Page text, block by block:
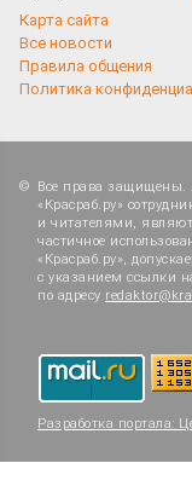
Карта сайта
Все новости
Правила общения
Политика
Все права
«Красраб.ру»
и читателями,
частичное
«Красраб.ру»,
с указанием ссылки
по адресу
Разработка портала: